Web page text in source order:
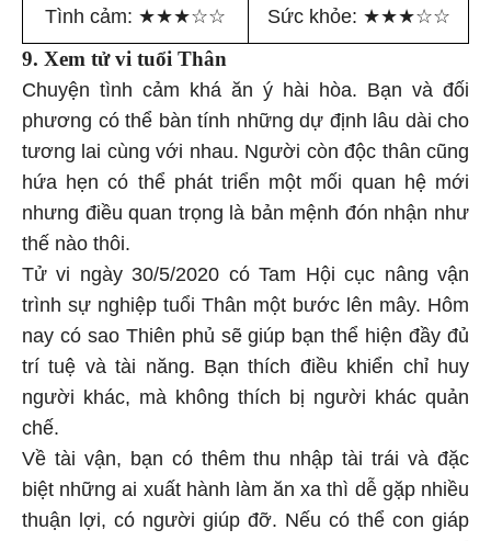
Tình cảm: ★★★☆☆ Sức khỏe: ★★★☆☆
9. Xem tử vi tuổi Thân
Chuyện tình cảm khá ăn ý hài hòa. Bạn và đối
phương có thể bàn tính những dự định lâu dài cho
tương lai cùng với nhau. Người còn độc thân cũng
hứa hẹn có thể phát triển một mối quan hệ mới
nhưng điều quan trọng là bản mệnh đón nhận như
thế nào thôi.
Tử vi ngày 30/5/2020 có Tam Hội cục nâng vận
trình sự nghiệp tuổi Thân một bước lên mây. Hôm
nay có sao Thiên phủ sẽ giúp bạn thể hiện đầy đủ
trí tuệ và tài năng. Bạn thích điều khiển chỉ huy
người khác, mà không thích bị người khác quản
chế.
Về tài vận, bạn có thêm thu nhập tài trái và đặc
biệt những ai xuất hành làm ăn xa thì dễ gặp nhiều
thuận lợi, có người giúp đỡ. Nếu có thể con giáp